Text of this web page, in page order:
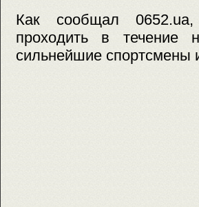
Как сообщал 0652.ua,
проходить в течение
сильнейшие спортсмены